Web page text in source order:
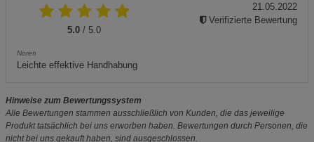
5.0 / 5.0
Noren
Leichte effektive Handhabung
21.05.2022
Verifizierte Bewertung
Hinweise zum Bewertungssystem
Alle Bewertungen stammen ausschließlich von Kunden, die das jeweilige
Produkt tatsächlich bei uns erworben haben. Bewertungen durch Personen, die
nicht bei uns gekauft haben, sind ausgeschlossen.